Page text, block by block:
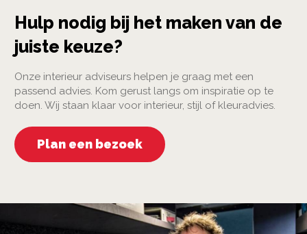
Hulp nodig bij het maken van de
juiste keuze?
Onze interieur adviseurs helpen je graag met een
passend advies. Kom gerust langs om inspiratie op te
doen. Wij staan klaar voor interieur, stijl of kleuradvies.
Plan een bezoek